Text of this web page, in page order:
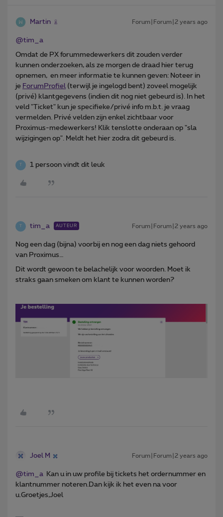
Martin Forum|Forum|2 years ago
@tim_a
Omdat de PX forummedewerkers dit zouden verder
kunnen onderzoeken, als ze morgen de draad hier terug
opnemen, en meer informatie te kunnen geven: Noteer in
je ForumProfiel (terwijl je ingelogd bent) zoveel mogelijk
(privé) klantgegevens (indien dit nog niet gebeurd is). In het
veld "Ticket" kun je specifieke/privé info m.b.t. je vraag
vermelden. Privé velden zijn enkel zichtbaar voor
Proximus-medewerkers! Klik tenslotte onderaan op "sla
wijzigingen op". Meldt het hier zodra dit gebeurd is.
1 persoon vindt dit leuk
tim_a AUTEUR Forum|Forum|2 years ago
Nog een dag (bijna) voorbij en nog een dag niets gehoord
van Proximus…
Dit wordt gewoon te belachelijk voor woorden. Moet ik
straks gaan smeken om klant te kunnen worden?
Joel M Forum|Forum|2 years ago
@tim_a Kan u in uw profile bij tickets het ordernummer en
klantnummer noteren.Dan kijk ik het even na voor
u.Groetjes,Joel